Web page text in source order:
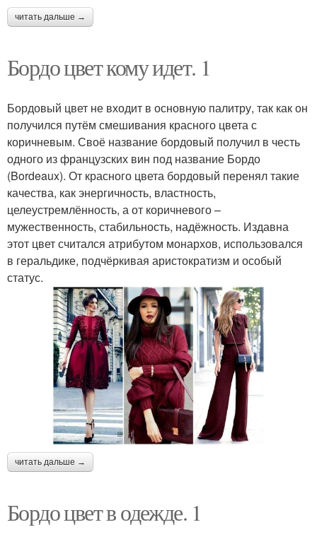
читать дальше →
Бордо цвет кому идет. 1
Бордовый цвет не входит в основную палитру, так как он
получился путём смешивания красного цвета с
коричневым. Своё название бордовый получил в честь
одного из французских вин под название Бордо
(Bordeaux). От красного цвета бордовый перенял такие
качества, как энергичность, властность,
целеустремлённость, а от коричневого –
мужественность, стабильность, надёжность. Издавна
этот цвет считался атрибутом монархов, использовался
в геральдике, подчёркивая аристократизм и особый
статус.
читать дальше →
Бордо цвет в одежде. 1